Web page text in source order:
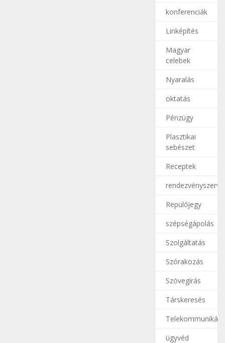
konferenciák
Linképítés
Magyar
celebek
Nyaralás
oktatás
Pénzügy
Plasztikai
sebészet
Receptek
Repülőjegy
szépségápolás
Szolgáltatás
Szórakozás
Szövegírás
Társkeresés
ügyvéd